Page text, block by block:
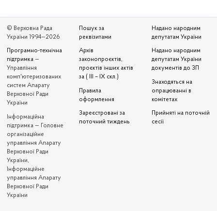
© Верховна Рада
України 1994—2026
Програмно-технічна
підтримка —
Управління
комп'ютеризованих
систем Апарату
Верховної Ради
України
Iнформаційна
підтримка — Головне
організаційне
управління Апарату
Верховної Ради
України,
Інформаційне
управління Апарату
Верховної Ради
України
Пошук за
реквізитами
Архів
законопроєктів,
проєктів інших актів
за ( III – IX скл.)
Правила
оформлення
Зареєстровані за
поточний тиждень
Надано народним
депутатам України
Надано народним
депутатам України
документів до ЗП
Знаходяться на
опрацюванні в
комітетах
Прийняті на поточній
сесії